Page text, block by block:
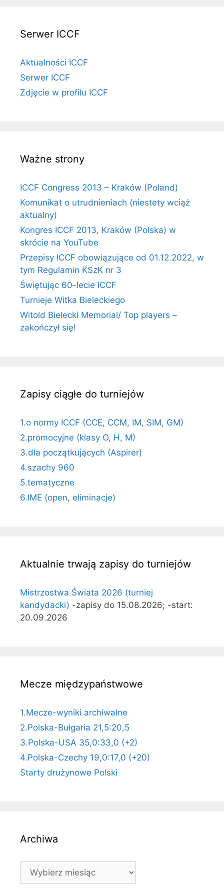
Serwer ICCF
Aktualności ICCF
Serwer ICCF
Zdjęcie w profilu ICCF
Ważne strony
ICCF Congress 2013 – Kraków (Poland)
Komunikat o utrudnieniach (niestety wciąż
aktualny)
Kongres ICCF 2013, Kraków (Polska) w
skrócie na YouTube
Przepisy ICCF obowiązujące od 01.12.2022, w
tym Regulamin KSzK nr 3
Świętując 60-lecie ICCF
Turnieje Witka Bieleckiego
Witold Bielecki Memorial/ Top players –
zakończył się!
Zapisy ciągłe do turniejów
1.o normy ICCF (CCE, CCM, IM, SIM, GM)
2.promocyjne (klasy O, H, M)
3.dla początkujących (Aspirer)
4.szachy 960
5.tematyczne
6.IME (open, eliminacje)
Aktualnie trwają zapisy do turniejów
Mistrzostwa Świata 2026 (turniej
kandydacki) -zapisy do 15.08.2026; -start:
20.09.2026
Mecze międzypaństwowe
1.Mecze-wyniki archiwalne
2.Polska-Bułgaria 21,5:20,5
3.Polska-USA 35,0:33,0 (+2)
4.Polska-Czechy 19,0:17,0 (+20)
Starty drużynowe Polski
Archiwa
Archiwa